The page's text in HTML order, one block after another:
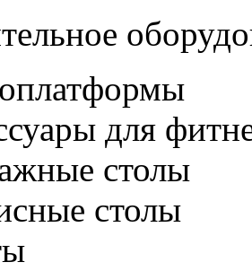
для
столы
столы